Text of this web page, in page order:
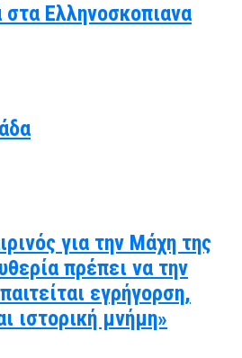
Ελληνοσκοπιανα
για την Μάχη της
πρέπει να την
εγρήγορση,
ιστορική μνήμη»